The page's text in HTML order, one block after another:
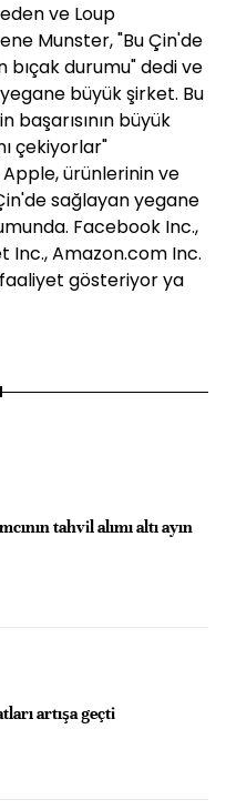
ve Loup
Munster, "Bu Çin'de
bıçak durumu" dedi ve
büyük şirket. Bu
başarısının büyük
çekiyorlar"
ürünlerinin ve
sağlayan yegane
Facebook Inc.,
Inc., Amazon.com Inc.
faaliyet gösteriyor ya
tahvil alımı altı ayın
artışa geçti